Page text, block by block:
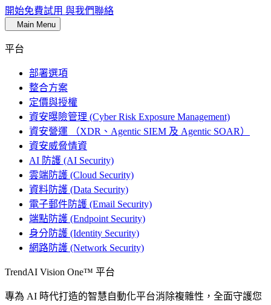
開始免費試用 與我們聯絡
Main Menu
平台
部署選項
整合方案
定價與授權
資安曝險管理 (Cyber Risk Exposure Management)
資安營運 （XDR、Agentic SIEM 及 Agentic SOAR）
資安威脅情資
AI 防護 (AI Security)
雲端防護 (Cloud Security)
資料防護 (Data Security)
電子郵件防護 (Email Security)
端點防護 (Endpoint Security)
身分防護 (Identity Security)
網路防護 (Network Security)
TrendAI Vision One™ 平台
專為 AI 時代打造的智慧自動化平台消除複雜性，全面守護您